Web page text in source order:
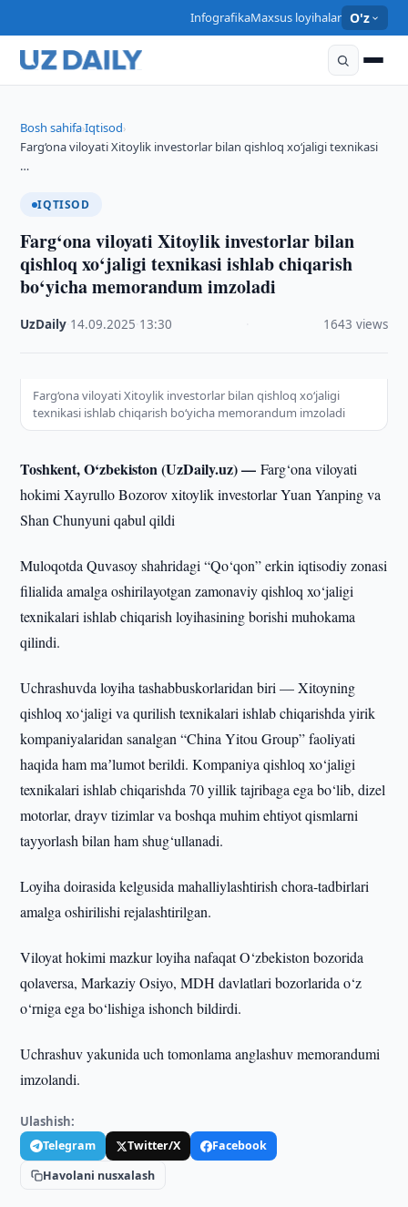
InfografikaMaxsus loyihalar O'z
Bosh sahifa›Iqtisod›
Farg‘ona viloyati Xitoylik investorlar bilan qishloq xo‘jaligi texnikasi
…
IQTISOD
Farg‘ona viloyati Xitoylik investorlar bilan
qishloq xo‘jaligi texnikasi ishlab chiqarish
bo‘yicha memorandum imzoladi
UzDaily 14.09.2025 13:30 1643 views
Farg‘ona viloyati Xitoylik investorlar bilan qishloq xo‘jaligi
texnikasi ishlab chiqarish bo‘yicha memorandum imzoladi
Toshkent, O‘zbekiston (UzDaily.uz) —Farg‘ona viloyati
hokimi Xayrullo Bozorov xitoylik investorlar Yuan Yanping va
Shan Chunyuni qabul qildi
Muloqotda Quvasoy shahridagi “Qo‘qon” erkin iqtisodiy zonasi
filialida amalga oshirilayotgan zamonaviy qishloq xo‘jaligi
texnikalari ishlab chiqarish loyihasining borishi muhokama
qilindi.
Uchrashuvda loyiha tashabbuskorlaridan biri — Xitoyning
qishloq xo‘jaligi va qurilish texnikalari ishlab chiqarishda yirik
kompaniyalaridan sanalgan “China Yitou Group” faoliyati
haqida ham maʼlumot berildi. Kompaniya qishloq xo‘jaligi
texnikalari ishlab chiqarishda 70 yillik tajribaga ega bo‘lib, dizel
motorlar, drayv tizimlar va boshqa muhim ehtiyot qismlarni
tayyorlash bilan ham shug‘ullanadi.
Loyiha doirasida kelgusida mahalliylashtirish chora-tadbirlari
amalga oshirilishi rejalashtirilgan.
Viloyat hokimi mazkur loyiha nafaqat O‘zbekiston bozorida
qolaversa, Markaziy Osiyo, MDH davlatlari bozorlarida o‘z
o‘rniga ega bo‘lishiga ishonch bildirdi.
Uchrashuv yakunida uch tomonlama anglashuv memorandumi
imzolandi.
Ulashish:
Telegram Twitter/X
Facebook
Havolani nusxalash